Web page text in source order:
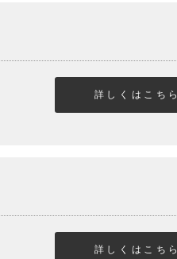
詳しくはこちら
詳しくはこちら